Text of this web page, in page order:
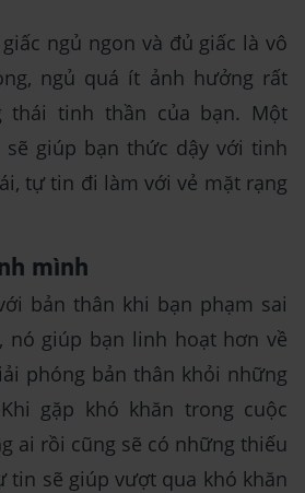
ngủ ngon và đủ giấc là vô
ngủ quá ít ảnh hưởng rất
thái tinh thần của bạn. Một
sẽ giúp bạn thức dậy với tinh
tự tin đi làm với vẻ mặt rạng
mình
bản thân khi bạn phạm sai
nó giúp bạn linh hoạt hơn về
phóng bản thân khỏi những
gặp khó khăn trong cuộc
ai rồi cũng sẽ có những thiếu
tin sẽ giúp vượt qua khó khăn